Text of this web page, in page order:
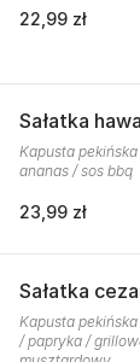
22,99 zł
Sałatka
Kapusta
ananas / sos bbq
23,99 zł
Sałatka
Kapusta
/ papryka /